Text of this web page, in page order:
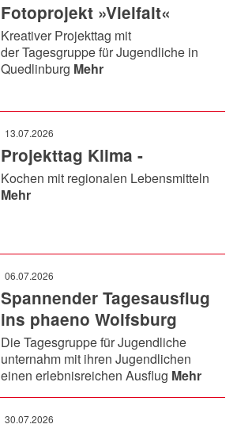
Fotoprojekt »Vielfalt«
Kreativer Projekttag mit
der Tagesgruppe für Jugendliche in
Quedlinburg Mehr
13.07.2026
Projekttag Klima -
Kochen mit regionalen Lebensmitteln
Mehr
06.07.2026
Spannender Tagesausflug
ins phaeno Wolfsburg
Die Tagesgruppe für Jugendliche
unternahm mit ihren Jugendlichen
einen erlebnisreichen Ausflug Mehr
30.07.2026